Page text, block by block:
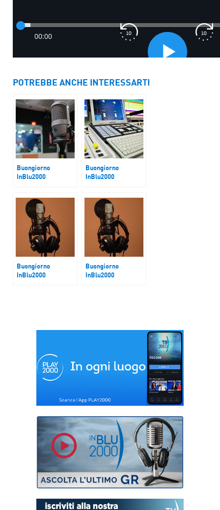
POTREBBE ANCHE INTERESSARTI
Buongiorno
InBlu2000
Buongiorno
InBlu2000
dell’Economia Civile
Buongiorno
InBlu2000
Buongiorno
InBlu2000